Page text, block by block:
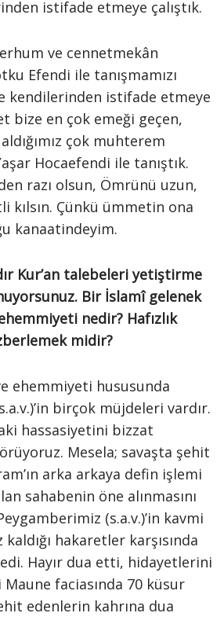
istifade etmeye çalıştık.
ve cennetmekân
Efendi ile tanışmamızı
kendilerinden istifade etmeye
bize en çok emeği geçen,
çok muhterem
Hocaefendi ile tanıştık.
razı olsun, Ömrünü uzun,
kılsın. Çünkü ümmetin ona
kanaatindeyim.
Kur’an talebeleri yetiştirme
Bir İslamî gelenek
nedir? Hafızlık
midir?
ehemmiyeti hususunda
birçok müjdeleri vardır.
hassasiyetini bizzat
Mesela; savaşta şehit
arka arkaya defin işlemi
sahabenin öne alınmasını
(s.a.v.)’in kavmi
hakaretler karşısında
Hayır dua etti, hidayetlerini
Maune faciasında 70 küsur
edenlerin kahrına dua